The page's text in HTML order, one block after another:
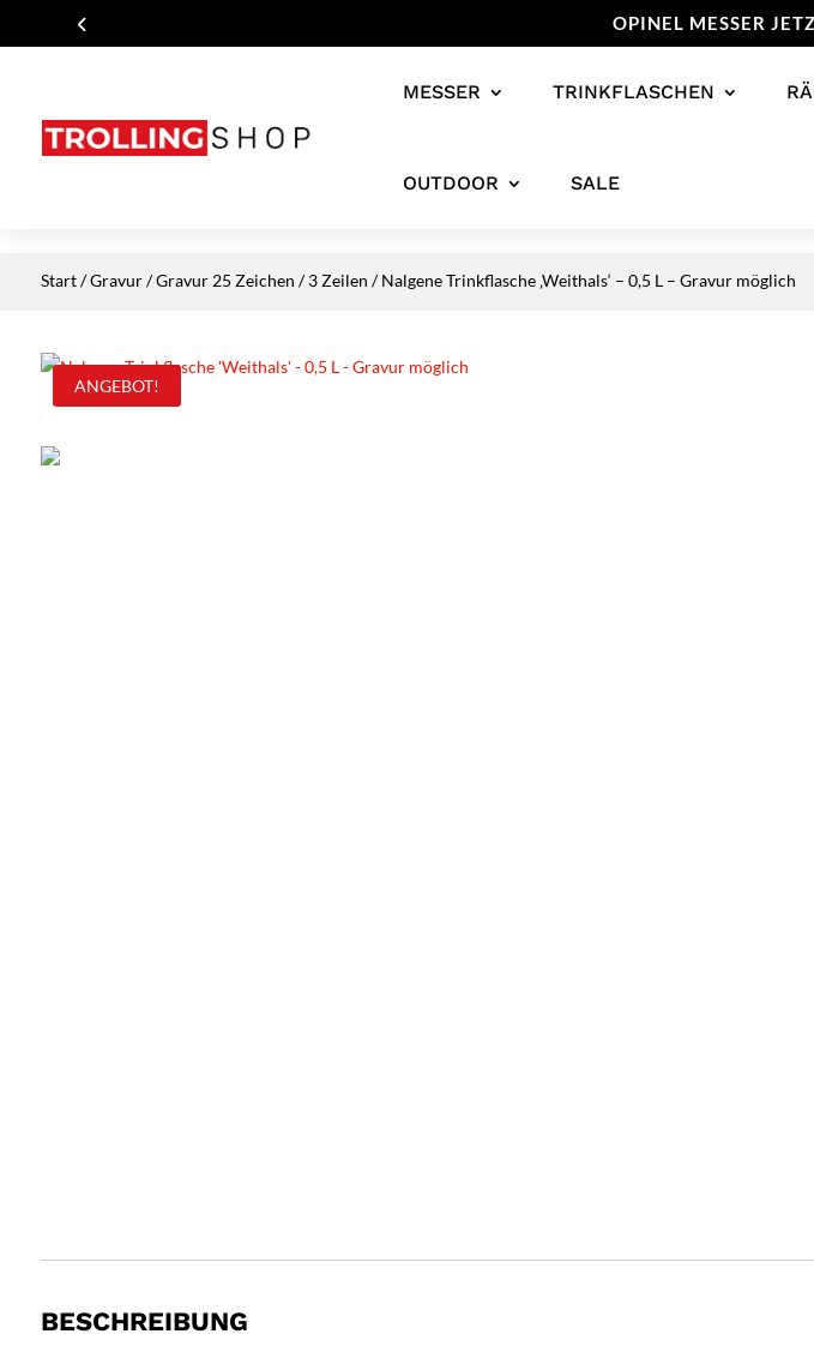
OPINEL MESSER
MESSER TRINKFLASCHEN
OUTDOOR SALE
Start/Gravur/Gravur 25 Zeichen / 3 Zeilen / Nalgene Trinkflasche ‚Weithals‘ – 0,5 L – Gravur möglich
ANGEBOT!
BESCHREIBUNG